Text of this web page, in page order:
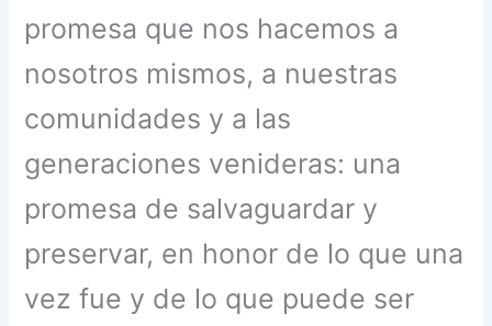
promesa que nos hacemos a
nosotros mismos, a nuestras
comunidades y a las
generaciones venideras: una
promesa de salvaguardar y
preservar, en honor de lo que una
vez fue y de lo que puede ser